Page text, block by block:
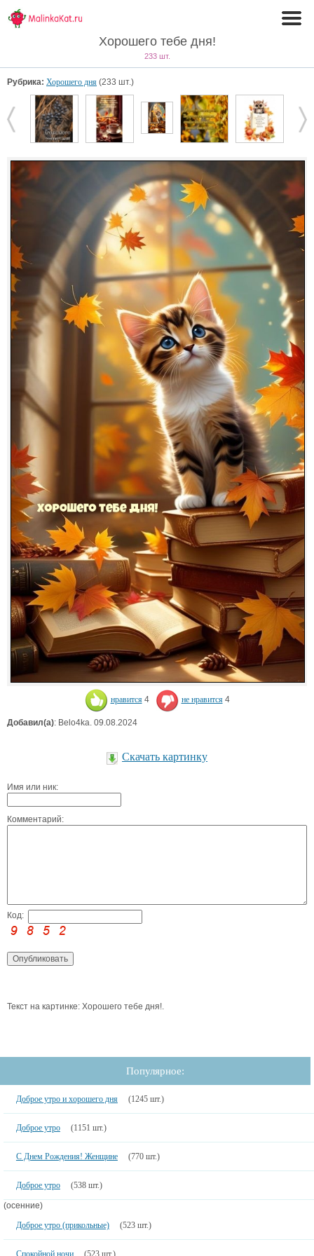
Хорошего тебе дня!
233 шт.
Рубрика: Хорошего дня (233 шт.)
нравится 4 не нравится 4
Добавил(а): Belo4ka. 09.08.2024
Скачать картинку
Имя или ник:
Комментарий:
Код:
Текст на картинке: Хорошего тебе дня!.
Популярное:
Доброе утро и хорошего дня (1245 шт.)
Доброе утро (1151 шт.)
С Днем Рождения! Женщине (770 шт.)
Доброе утро (538 шт.)
(осенние)
Доброе утро (прикольные)
(523 шт.)
Спокойной ночи (523 шт.)